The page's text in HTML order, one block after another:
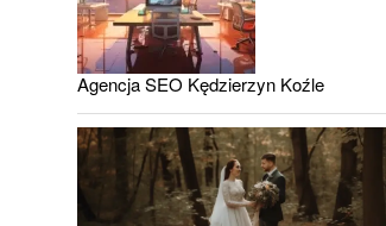
Agencja SEO Kędzierzyn Koźle